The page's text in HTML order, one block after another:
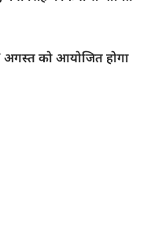
अगस्त को आयोजित होगा